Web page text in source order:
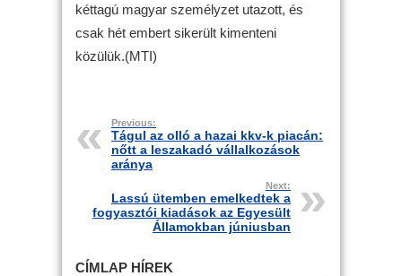
kéttagú magyar személyzet utazott, és
csak hét embert sikerült kimenteni
közülük.(MTI)
Previous:
Tágul az olló a hazai kkv-k piacán:
nőtt a leszakadó vállalkozások
aránya
Next:
Lassú ütemben emelkedtek a
fogyasztói kiadások az Egyesült
Államokban júniusban
CÍMLAP HÍREK